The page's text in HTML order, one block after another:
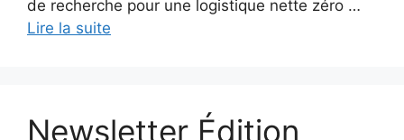
de recherche pour une logistique nette zéro …
Lire la suite
Newsletter Édition